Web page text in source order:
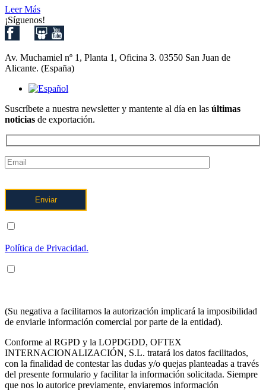
Leer Más
¡Síguenos!
Av. Muchamiel nº 1, Planta 1, Oficina 3. 03550 San Juan de
Alicante. (España)
Suscríbete a nuestra newsletter y mantente al día en las últimas
noticias de exportación.
Política de Privacidad.
(Su negativa a facilitarnos la autorización implicará la imposibilidad
de enviarle información comercial por parte de la entidad).
Conforme al RGPD y la LOPDGDD, OFTEX
INTERNACIONALIZACIÓN, S.L. tratará los datos facilitados,
con la finalidad de contestar las dudas y/o quejas planteadas a través
del presente formulario y facilitar la información solicitada. Siempre
que nos lo autorice previamente, enviaremos información